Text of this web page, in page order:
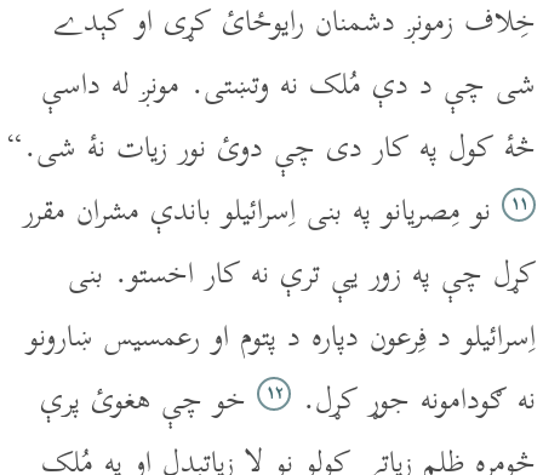
خِلاف زمونږ دشمنان رايوځائ کړى او کېدے
شى چې د دې مُلک نه وتښتى. مونږ له داسې
څۀ کول په کار دى چې دوئ نور زيات نۀ شى.“
۱۱نو مِصريانو په بنى اِسرائيلو باندې مشران مقرر
کړل چې په زور يې ترې نه کار اخستو. بنى
اِسرائيلو د فِرعون دپاره د پتوم او رعمسيس ښارونو
نه ګودامونه جوړ کړل. ۱۲خو چې هغوئ پرې